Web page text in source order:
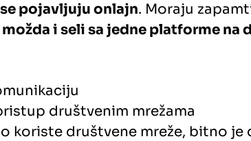
pojavljuju onlajn. Moraju
i seli sa jedne platforme na
društvenim mrežama
koriste društvene mreže, bitno